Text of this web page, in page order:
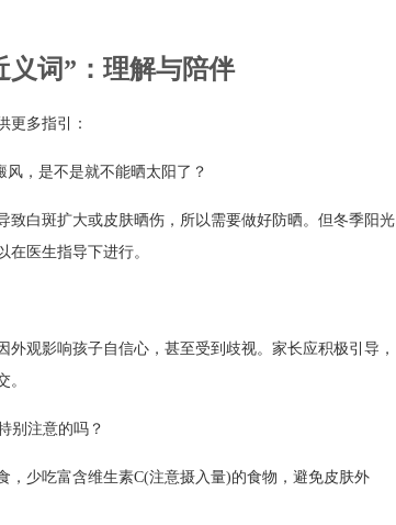
义词”：理解与陪伴
更多指引：
，是不是就不能晒太阳了？
致白斑扩大或皮肤晒伤，所以需要做好防晒。但冬季阳光
医生指导下进行。
观影响孩子自信心，甚至受到歧视。家长应积极引导，
。
别注意的吗？
，少吃富含维生素C(注意摄入量)的食物，避免皮肤外